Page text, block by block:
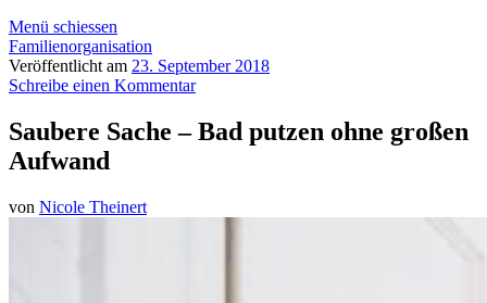
Menü schiessen
Familienorganisation
Veröffentlicht am 23. September 2018
Schreibe einen Kommentar
Saubere Sache – Bad putzen ohne großen
Aufwand
von Nicole Theinert